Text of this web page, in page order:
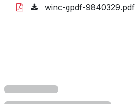
winc-gpdf-9840329.pdf